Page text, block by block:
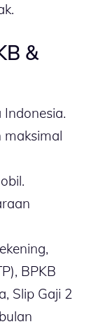
&
maksimal
BPKB
Slip Gaji 2